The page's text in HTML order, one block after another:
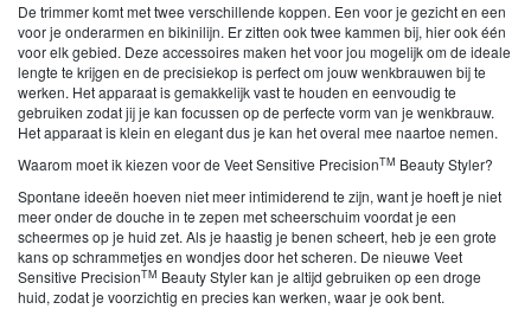
De trimmer komt met twee verschillende koppen. Een voor je gezicht en een
voor je onderarmen en bikinilijn. Er zitten ook twee kammen bij, hier ook één
voor elk gebied. Deze accessoires maken het voor jou mogelijk om de ideale
lengte te krijgen en de precisiekop is perfect om jouw wenkbrauwen bij te
werken. Het apparaat is gemakkelijk vast te houden en eenvoudig te
gebruiken zodat jij je kan focussen op de perfecte vorm van je wenkbrauw.
Het apparaat is klein en elegant dus je kan het overal mee naartoe nemen.
Waarom moet ik kiezen voor de Veet Sensitive PrecisionTM Beauty Styler?
Spontane ideeën hoeven niet meer intimiderend te zijn, want je hoeft je niet
meer onder de douche in te zepen met scheerschuim voordat je een
scheermes op je huid zet. Als je haastig je benen scheert, heb je een grote
kans op schrammetjes en wondjes door het scheren. De nieuwe Veet
Sensitive PrecisionTM Beauty Styler kan je altijd gebruiken op een droge
huid, zodat je voorzichtig en precies kan werken, waar je ook bent.